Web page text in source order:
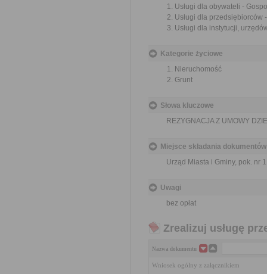
Usługi dla obywateli -
Usługi dla
Usługi dla instytucji,
Kategorie życiowe
Nieruchomość
Grunt
Słowa kluczowe
REZYGNACJA Z UMOWY
Miejsce składania dokumentów
Urząd Miasta i Gminy, pok. nr 1
Uwagi
bez opłat
Zrealizuj usługę
Nazwa dokumentu
Wniosek ogólny z załącznikiem